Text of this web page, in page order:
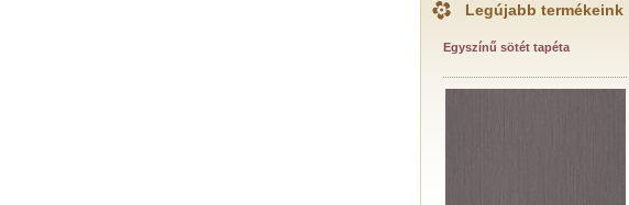
Legújabb termékeink
Egyszínű sötét tapéta